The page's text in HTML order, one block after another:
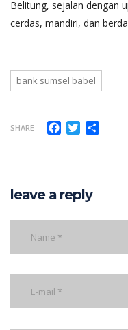
Belitung, sejalan dengan
cerdas, mandiri, dan
bank sumsel babel
SHARE Facebook
Twitter
leave a reply